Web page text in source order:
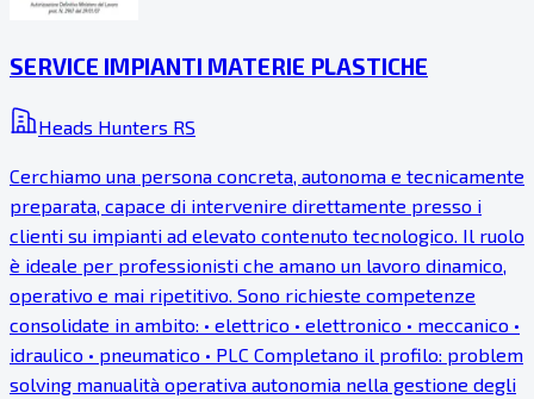
SERVICE IMPIANTI MATERIE PLASTICHE
Heads Hunters RS
Cerchiamo una persona concreta, autonoma e tecnicamente
preparata, capace di intervenire direttamente presso i
clienti su impianti ad elevato contenuto tecnologico. Il ruolo
è ideale per professionisti che amano un lavoro dinamico,
operativo e mai ripetitivo. Sono richieste competenze
consolidate in ambito: •⁠ ⁠elettrico •⁠ ⁠elettronico •⁠ ⁠meccanico •⁠
⁠idraulico •⁠ ⁠pneumatico •⁠ ⁠PLC Completano il profilo: problem
solving manualità operativa autonomia nella gestione degli